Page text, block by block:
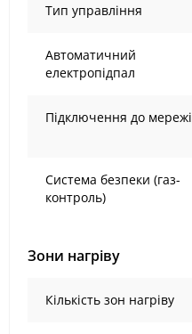
Тип управління
Автоматичний
електропідпал
Підключення до мережі
Система безпеки (газ-
контроль)
Зони нагріву
Кількість зон нагріву